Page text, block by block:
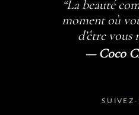
“La beauté
moment où
d’être vous
— Coco
SUIVEZ-